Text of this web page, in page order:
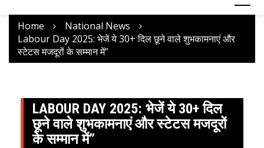
Home
National News
Labour Day 2025: भेजें ये 30+ दिल छूने वाले शुभकामनाएं और
स्टेटस मजदूरों के सम्मान में”
LABOUR DAY 2025: भेजें ये 30+ दिल
छूने वाले शुभकामनाएं और स्टेटस मजदूरों
के सम्मान में”